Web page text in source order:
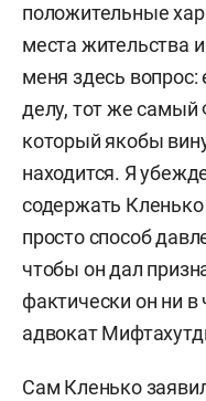
положительные
места жительства
меня здесь вопрос:
делу, тот же самый
который якобы
находится. Я
содержать
просто способ
чтобы он дал
фактически он ни в
адвокат
Сам Кленько